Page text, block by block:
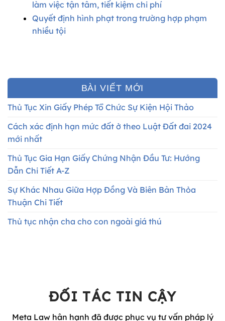
làm việc tận tâm, tiết kiệm chi phí
Quyết định hình phạt trong trường hợp phạm
nhiều tội
BÀI VIẾT MỚI
Thủ Tục Xin Giấy Phép Tổ Chức Sự Kiện Hội Thảo
Cách xác định hạn mức đất ở theo Luật Đất đai 2024
mới nhất
Thủ Tục Gia Hạn Giấy Chứng Nhận Đầu Tư: Hướng
Dẫn Chi Tiết A-Z
Sự Khác Nhau Giữa Hợp Đồng Và Biên Bản Thỏa
Thuận Chi Tiết
Thủ tục nhận cha cho con ngoài giá thú
ĐỐI TÁC TIN CẬY
Meta Law hân hạnh đã được phục vụ tư vấn pháp lý